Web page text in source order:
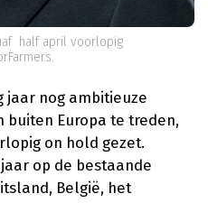
half april voorlopig
jaar nog ambitieuze
Europa te treden,
on hold gezet.
op de bestaande
België, het